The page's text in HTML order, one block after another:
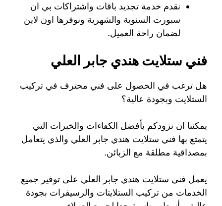
نقدم خدمة تجديد باقات واشتراكات بي ان
سبورت السنوية والشهرية ونوفرها اون لاين
لضمان راحة العميل.
فني ستلايت هندي جابر العلي
هل ترغب في الحصول على فني محترف في تركيب
الستلايت وبجودة عالية؟
يمكننا ان نزودكم بأفضل الكفاءات والخبرات التي
يتمتع بها فني ستلايت هندي جابر العلي والذي يتعامل
بمصداقية مطلقة مع الزبائن.
يعمل فني ستلايت هندي جابر العلي على توفير جميع
الخدمات من تركيب الستلايتات والرسيفرات بجودة